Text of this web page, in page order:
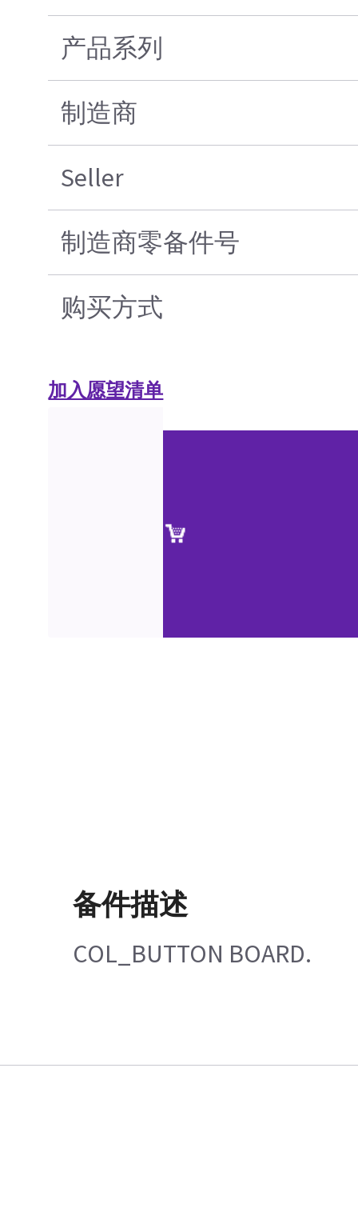
产品系列
制造商
Seller
制造商零备件号
购买方式
加入愿望清单
备件描述
COL_BUTTON BOARD.